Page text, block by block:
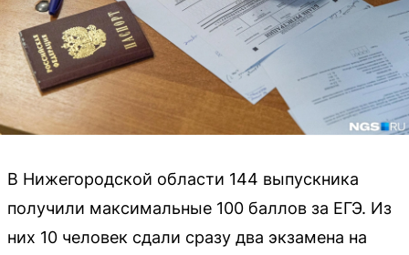
В Нижегородской области 144 выпускника
получили максимальные 100 баллов за ЕГЭ. Из
них 10 человек сдали сразу два экзамена на